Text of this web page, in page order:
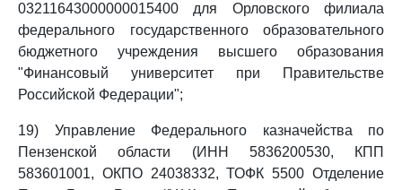
03211643000000015400 для Орловского филиала
федерального государственного образовательного
бюджетного учреждения высшего образования
"Финансовый университет при Правительстве
Российской Федерации";
19) Управление Федерального казначейства по
Пензенской области (ИНН 5836200530, КПП
583601001, ОКПО 24038332, ТОФК 5500 Отделение